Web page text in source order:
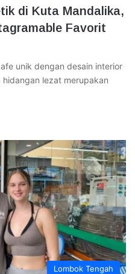
di Kuta Mandalika,
Favorit
unik dengan desain interior
hidangan lezat merupakan
Lombok Tengah